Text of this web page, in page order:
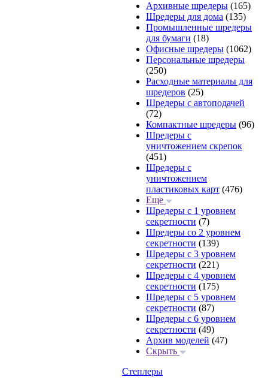
Архивные шредеры (165)
Шредеры для дома (135)
Промышленные шредеры
для бумаги (18)
Офисные шредеры (1062)
Персональные шредеры
(250)
Расходные материалы для
шредеров (25)
Шредеры с автоподачей
(72)
Компактные шредеры (96)
Шредеры с
уничтожением скрепок
(451)
Шредеры с
уничтожением
пластиковых карт (476)
Еще
Шредеры с 1 уровнем
секретности (7)
Шредеры со 2 уровнем
секретности (139)
Шредеры с 3 уровнем
секретности (221)
Шредеры с 4 уровнем
секретности (175)
Шредеры с 5 уровнем
секретности (87)
Шредеры с 6 уровнем
секретности (49)
Архив моделей (47)
Скрыть
Степлеры